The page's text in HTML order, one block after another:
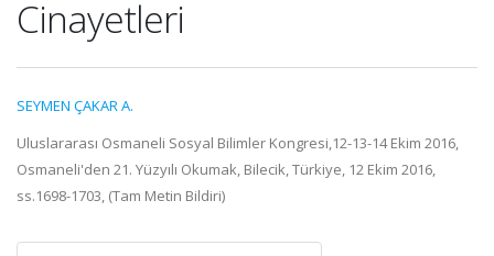
Cinayetleri
SEYMEN ÇAKAR A.
Uluslararası Osmaneli Sosyal Bilimler Kongresi,12-13-14 Ekim 2016,
Osmaneli'den 21. Yüzyılı Okumak, Bilecik, Türkiye, 12 Ekim 2016,
ss.1698-1703, (Tam Metin Bildiri)